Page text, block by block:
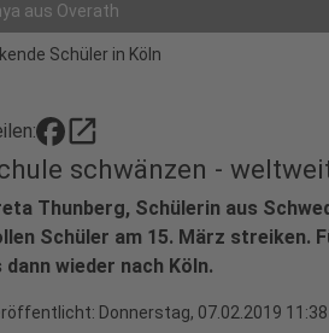
aus Overath
Schüler in Köln
open_in_new
schwänzen -
Thunberg, Schülerin aus
Schüler am 15. März streiken.
dann wieder nach Köln.
Donnerstag, 07.02.2019 11:38